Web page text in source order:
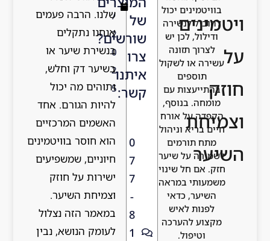
יכול
לנשירה
ודילול, לכן יש
לצרוך תזונה
או לשקול
בהתייעצות עם
בנוסף,
על אורח
בריא וניהול
על שיער
אם חל שינוי
במראה
להערכה
של
שורשים?
צרו
איתנו
קשר:
0
7
7
-
8
1
/
2
2
5
שלנו. הרבה פעמים
אנחנו נתקלים
בנשירת שיער או
בשיער דק וחלש,
ותוהים מה יכול
להיות הגורם. אחד
האשמים המרכזיים
הוא חוסר בוויטמינים
חיוניים, שמשפיעים
ישירות על חוזק
וצמיחת השיער.
במאמר הזה נצלול
לעומק הנושא, נבין